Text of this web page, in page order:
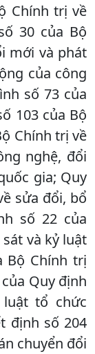
Chính trị về
30 của Bộ
mới và phát
của công
số 73 của
103 của Bộ
Chính trị về
nghệ, đổi
gia; Quy
sửa đổi, bổ
số 22 của
và kỷ luật
Bộ Chính trị
Quy định
tổ chức
định số 204
chuyển đổi